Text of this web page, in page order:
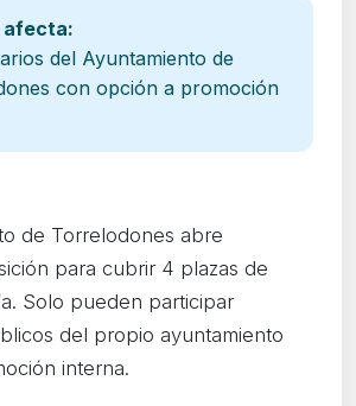
afecta:
del Ayuntamiento de
con opción a promoción
de Torrelodones abre
para cubrir 4 plazas de
Solo pueden participar
del propio ayuntamiento
interna.